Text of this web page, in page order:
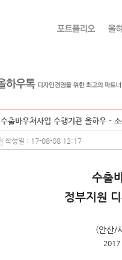
수출바우처사업 수행기관 올하우 -
작성일 : 17-08-08 12:17
수출
정부지원
(안산/
2017